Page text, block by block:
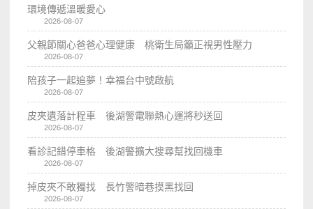
環境傳遞溫暖愛心
2026-08-07
父親節關心爸爸心理健康 桃衛生局籲正視男性壓力
2026-08-07
陪孩子一起追夢！幸福台中號啟航
2026-08-07
皮夾遺落計程車 後湖警電聯熱心運將秒送回
2026-08-07
看診記錯停車格 後湖警擴大搜尋幫找回機車
2026-08-07
掉皮夾不敢獨找 長竹警暗巷摸黑找回
2026-08-07